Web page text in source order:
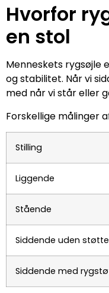
Hvorfor
en stol
Menneskets rygsøjle
og stabilitet. Når vi
med når vi står eller
Forskellige målinger
Stilling
Liggende
Stående
Siddende uden støtte
Siddende med